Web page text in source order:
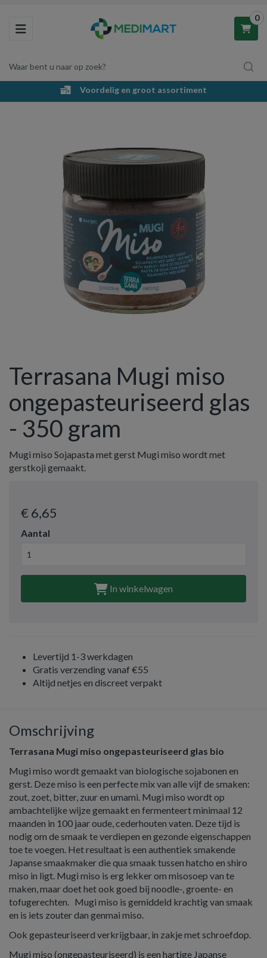
Toggle navigation
Waar bent u naar op zoek?
0
Winkelwagen
Uw winkelwagen is leeg.
Vul hem met producten.
Voordelig en groot assortiment
Terrasana Mugi miso
ongepasteuriseerd glas
- 350 gram
Mugi miso Sojapasta met gerst Mugi miso wordt met
gerstkoji gemaakt.
€ 6,65
Aantal
In winkelwagen
Levertijd 1-3 werkdagen
Gratis verzending vanaf €55
Altijd netjes en discreet verpakt
Omschrijving
Terrasana Mugi miso ongepasteuriseerd glas bio
Mugi miso wordt gemaakt van biologische sojabonen en
gerst. Deze miso is een perfecte mix van alle vijf de smaken:
zout, zoet, bitter, zuur en umami. Mugi miso wordt op
ambachtelijke wijze gemaakt en fermenteert minimaal 12
maanden in 100 jaar oude, cederhouten vaten. Deze tijd is
nodig om de smaak te verdiepen en gezonde eigenschappen
toe te voegen. Het resultaat is een authentiek smakende
Japanse smaakmaker die qua smaak tussen hatcho en shiro
miso in ligt. Mugi miso is erg lekker om misosoep van te
maken, maar doet het ook goed bij noodle-, groente- en
tofugerechten. Mugi miso is gemiddeld krachtig van smaak
en is iets zouter dan genmai miso.
Ook gepasteuriseerd verkrijgbaar, in zakje met schroefdop.
Mugi miso (ongepasteuriseerd) is een hartige Japanse